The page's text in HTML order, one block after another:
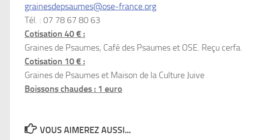
grainesdepsaumes@ose-france.org
Tél. : 07 78 67 80 63
Cotisation 40 € :
Graines de Psaumes, Café des Psaumes et OSE. Reçu cerfa.
Cotisation 10 € :
Graines de Psaumes et Maison de la Culture Juive
Boissons chaudes : 1 euro
VOUS AIMEREZ AUSSI...